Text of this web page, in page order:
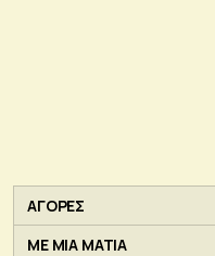
ΑΓΟΡΕΣ
ΜΕ ΜΙΑ ΜΑΤΙΑ